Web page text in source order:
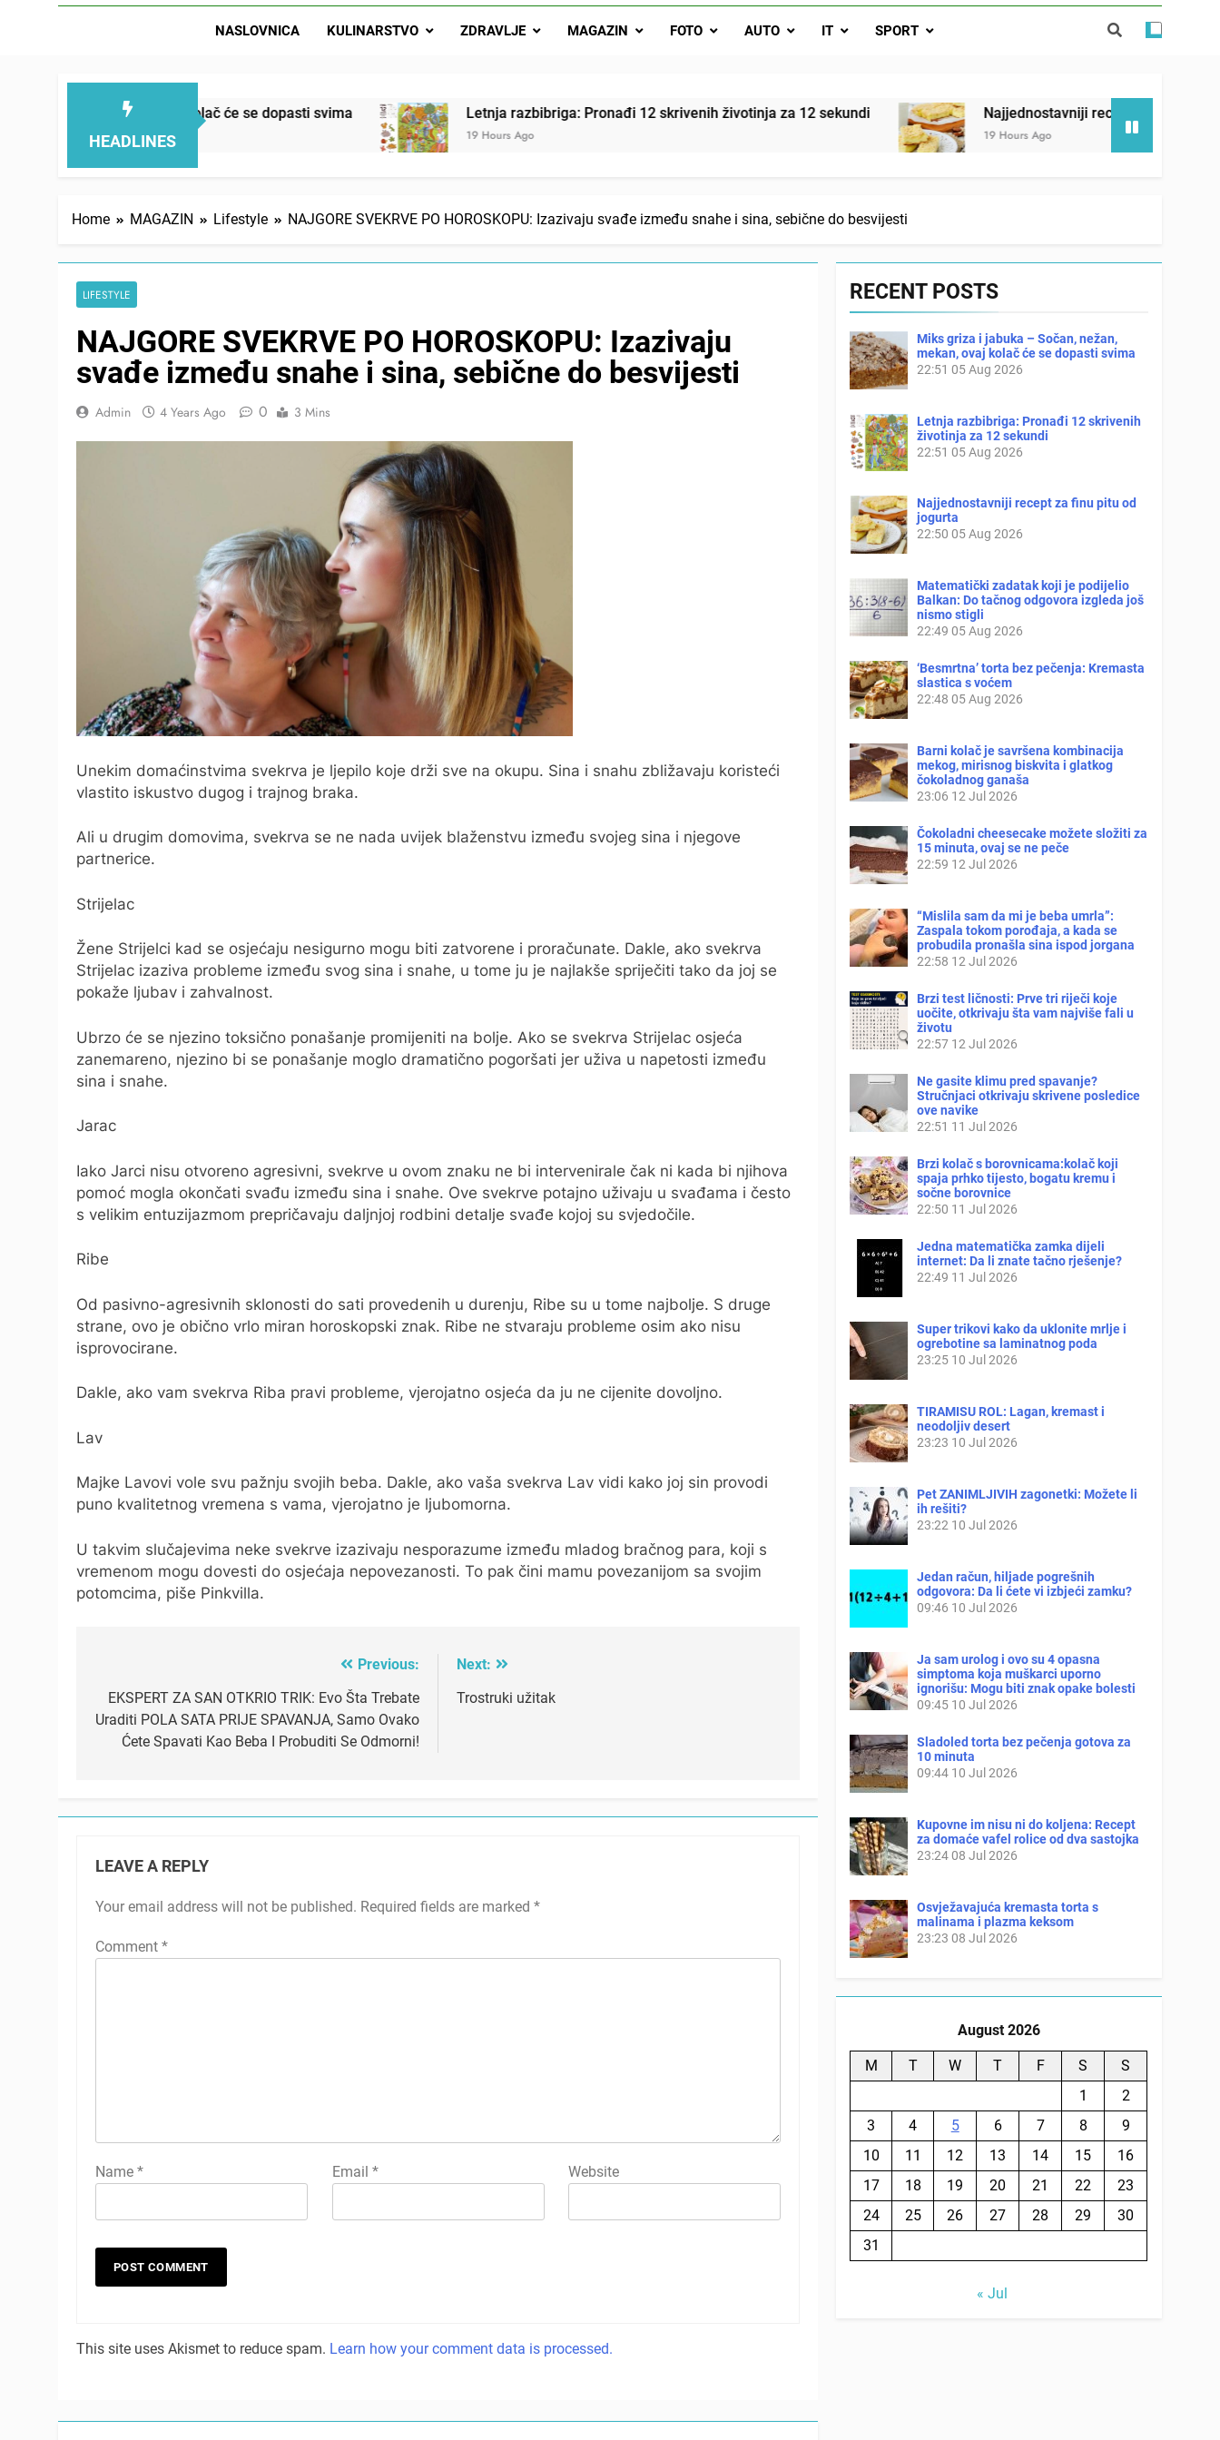
Letnja razbibriga: Pronađi 12 skrivenih životinja za 12 sekundi
Matematički zadatak koji je podijelio Balkan: Do tačnog odgovora izgleda još nismo stigli
NASLOVNICA KULINARSTVO ZDRAVLJE MAGAZIN FOTO AUTO IT SPORT
HEADLINES
ovaj kolač će se dopasti svima Letnja razbibriga: Pronađi 12 skrivenih životinja za 12 sekundi
19 Hours Ago
Najjednostavniji recept za finu pitu od jogurta
19 Hours Ago
Home MAGAZIN Lifestyle NAJGORE SVEKRVE PO HOROSKOPU: Izazivaju svađe između snahe i sina, sebične do besvijesti
LIFESTYLE
NAJGORE SVEKRVE PO HOROSKOPU: Izazivaju
svađe između snahe i sina, sebične do besvijesti
Admin 4 Years Ago 0 3 Mins
Unekim domaćinstvima svekrva je ljepilo koje drži sve na okupu. Sina i snahu zbližavaju koristeći
vlastito iskustvo dugog i trajnog braka.
Ali u drugim domovima, svekrva se ne nada uvijek blaženstvu između svojeg sina i njegove
partnerice.
Strijelac
Žene Strijelci kad se osjećaju nesigurno mogu biti zatvorene i proračunate. Dakle, ako svekrva
Strijelac izaziva probleme između svog sina i snahe, u tome ju je najlakše spriječiti tako da joj se
pokaže ljubav i zahvalnost.
Ubrzo će se njezino toksično ponašanje promijeniti na bolje. Ako se svekrva Strijelac osjeća
zanemareno, njezino bi se ponašanje moglo dramatično pogoršati jer uživa u napetosti između
sina i snahe.
Jarac
Iako Jarci nisu otvoreno agresivni, svekrve u ovom znaku ne bi intervenirale čak ni kada bi njihova
pomoć mogla okončati svađu između sina i snahe. Ove svekrve potajno uživaju u svađama i često
s velikim entuzijazmom prepričavaju daljnjoj rodbini detalje svađe kojoj su svjedočile.
Ribe
Od pasivno-agresivnih sklonosti do sati provedenih u durenju, Ribe su u tome najbolje. S druge
strane, ovo je obično vrlo miran horoskopski znak. Ribe ne stvaraju probleme osim ako nisu
isprovocirane.
Dakle, ako vam svekrva Riba pravi probleme, vjerojatno osjeća da ju ne cijenite dovoljno.
Lav
Majke Lavovi vole svu pažnju svojih beba. Dakle, ako vaša svekrva Lav vidi kako joj sin provodi
puno kvalitetnog vremena s vama, vjerojatno je ljubomorna.
U takvim slučajevima neke svekrve izazivaju nesporazume između mladog bračnog para, koji s
vremenom mogu dovesti do osjećaja nepovezanosti. To pak čini mamu povezanijom sa svojim
potomcima, piše Pinkvilla.
navigation
Previous:
EKSPERT ZA SAN OTKRIO TRIK: Evo Šta Trebate
Uraditi POLA SATA PRIJE SPAVANJA, Samo Ovako
Ćete Spavati Kao Beba I Probuditi Se Odmorni!
Next:
Trostruki užitak
LEAVE A REPLY
Your email address will not be published. Required fields are marked *
Comment *
Name * Email * Website
This site uses Akismet to reduce spam. Learn how your comment data is processed.
RECENT POSTS
Miks griza i jabuka – Sočan, nežan,
mekan, ovaj kolač će se dopasti svima
22:51 05 Aug 2026
Letnja razbibriga: Pronađi 12 skrivenih
životinja za 12 sekundi
22:51 05 Aug 2026
Najjednostavniji recept za finu pitu od
jogurta
22:50 05 Aug 2026
Matematički zadatak koji je podijelio
Balkan: Do tačnog odgovora izgleda još
nismo stigli
22:49 05 Aug 2026
‘Besmrtna’ torta bez pečenja: Kremasta
slastica s voćem
22:48 05 Aug 2026
Barni kolač je savršena kombinacija
mekog, mirisnog biskvita i glatkog
čokoladnog ganaša
23:06 12 Jul 2026
Čokoladni cheesecake možete složiti za
15 minuta, ovaj se ne peče
22:59 12 Jul 2026
“Mislila sam da mi je beba umrla”:
Zaspala tokom porođaja, a kada se
probudila pronašla sina ispod jorgana
22:58 12 Jul 2026
Brzi test ličnosti: Prve tri riječi koje
uočite, otkrivaju šta vam najviše fali u
životu
22:57 12 Jul 2026
Ne gasite klimu pred spavanje?
Stručnjaci otkrivaju skrivene posledice
ove navike
22:51 11 Jul 2026
Brzi kolač s borovnicama:kolač koji
spaja prhko tijesto, bogatu kremu i
sočne borovnice
22:50 11 Jul 2026
Jedna matematička zamka dijeli
internet: Da li znate tačno rješenje?
22:49 11 Jul 2026
Super trikovi kako da uklonite mrlje i
ogrebotine sa laminatnog poda
23:25 10 Jul 2026
TIRAMISU ROL: Lagan, kremast i
neodoljiv desert
23:23 10 Jul 2026
Pet ZANIMLJIVIH zagonetki: Možete li
ih rešiti?
23:22 10 Jul 2026
Jedan račun, hiljade pogrešnih
odgovora: Da li ćete vi izbjeći zamku?
09:46 10 Jul 2026
Ja sam urolog i ovo su 4 opasna
simptoma koja muškarci uporno
ignorišu: Mogu biti znak opake bolesti
09:45 10 Jul 2026
Sladoled torta bez pečenja gotova za
10 minuta
09:44 10 Jul 2026
Kupovne im nisu ni do koljena: Recept
za domaće vafel rolice od dva sastojka
23:24 08 Jul 2026
Osvježavajuća kremasta torta s
malinama i plazma keksom
23:23 08 Jul 2026
August 2026
M T W T F S
S
1
2
3
4 5 6 7 8
9
10
11 12 13 14 15
16
17
18 19 20 21 22
23
24
25 26 27 28 29
30
31
« Jul